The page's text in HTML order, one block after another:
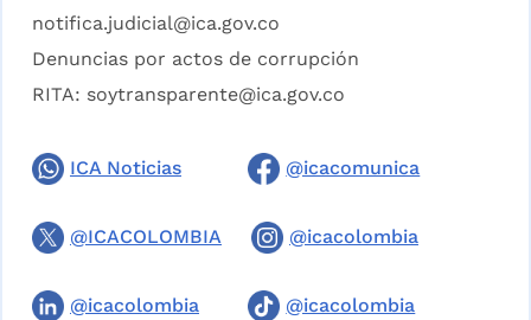
notifica.judicial@ica.gov.co
Denuncias por actos de corrupción
RITA: soytransparente@ica.gov.co
ICA Noticias @icacomunica
@ICACOLOMBIA @icacolombia
@icacolombia @icacolombia